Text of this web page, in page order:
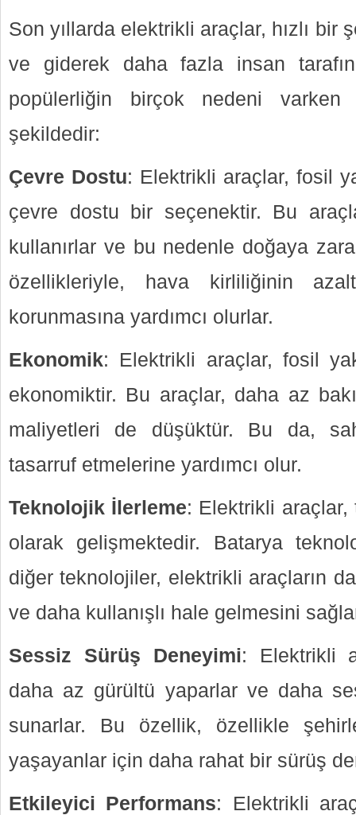
Son yıllarda elektrikli araçlar, hızlı bir
ve giderek daha fazla insan
popülerliğin birçok nedeni varken
şekildedir:
Çevre Dostu: Elektrikli araçlar, fosil
çevre dostu bir seçenektir. Bu
kullanırlar ve bu nedenle doğaya
özellikleriyle, hava kirliliğinin
korunmasına yardımcı olurlar.
Ekonomik: Elektrikli araçlar, fosil
ekonomiktir. Bu araçlar, daha az
maliyetleri de düşüktür. Bu da,
tasarruf etmelerine yardımcı olur.
Teknolojik İlerleme: Elektrikli araçlar,
olarak gelişmektedir. Batarya
diğer teknolojiler, elektrikli araçların
ve daha kullanışlı hale gelmesini
Sessiz Sürüş Deneyimi: Elektrikli
daha az gürültü yaparlar ve daha
sunarlar. Bu özellik, özellikle
yaşayanlar için daha rahat bir sürüş
Etkileyici Performans: Elektrikli